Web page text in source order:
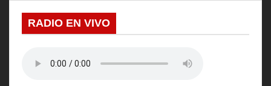
d
a
RADIO EN VIVO